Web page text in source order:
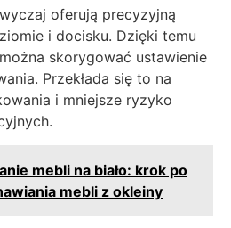
oferują precyzyjną
i docisku. Dzięki temu
skorygować ustawienie
Przekłada się to na
i mniejsze ryzyko
mebli na biało: krok po
mebli z okleiny